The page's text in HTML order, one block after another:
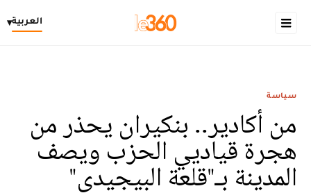
العربية▾
سياسة
من أكادير.. بنكيران يحذر من
هجرة قياديي الحزب ويصف
المدينة بـ"قلعة البيجيدي"